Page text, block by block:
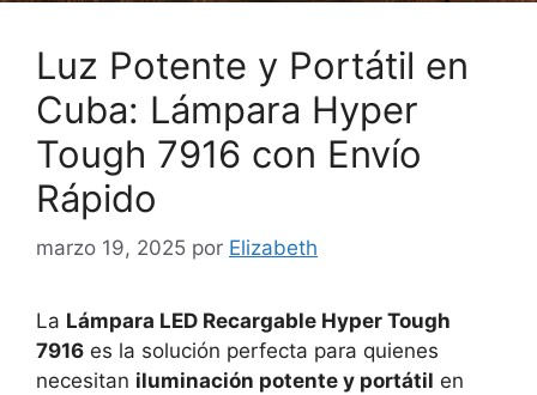
Luz Potente y Portátil en
Cuba: Lámpara Hyper
Tough 7916 con Envío
Rápido
marzo 19, 2025 por Elizabeth
La Lámpara LED Recargable Hyper Tough
7916 es la solución perfecta para quienes
necesitan iluminación potente y portátil en